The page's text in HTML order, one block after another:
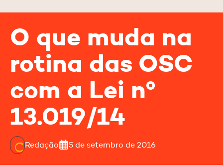
O que muda na
rotina das OSC
com a Lei nº
13.019/14
Redação 5 de setembro de 2016